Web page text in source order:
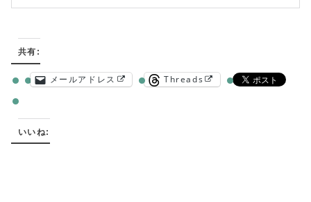
共有:
メールアドレス Threads
いいね: